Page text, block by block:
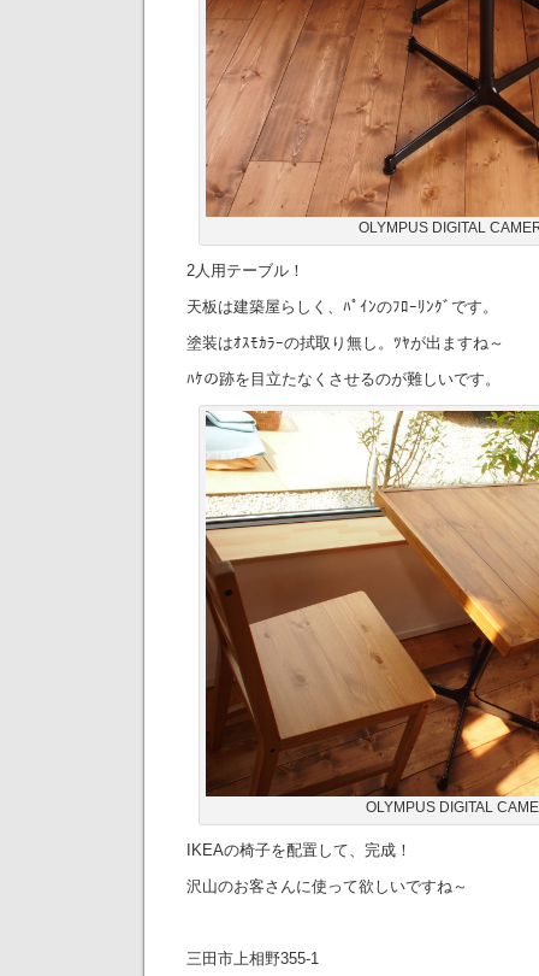
OLYMPUS DIGITAL
2人用テーブル！
天板は建築屋らしく、ﾊﾟｲﾝのﾌﾛｰﾘﾝｸﾞです。
塗装はｵｽﾓｶﾗｰの拭取り無し。ﾂﾔが出ますね～
ﾊｹの跡を目立たなくさせるのが難しいです。
OLYMPUS DIGITAL
IKEAの椅子を配置して、完成！
沢山のお客さんに使って欲しいですね～
三田市上相野355-1